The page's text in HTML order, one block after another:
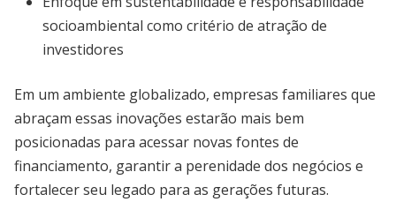
socioambiental como critério de atração de
investidores
Em um ambiente globalizado, empresas familiares que
abraçam essas inovações estarão mais bem
posicionadas para acessar novas fontes de
financiamento, garantir a perenidade dos negócios e
fortalecer seu legado para as gerações futuras.